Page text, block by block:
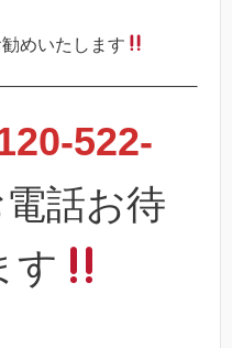
めいたします
522-
話お待
す